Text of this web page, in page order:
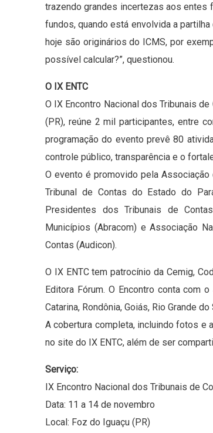
trazendo grandes incertezas aos entes
fundos, quando está envolvida a
hoje são originários do ICMS, por
possível calcular?”, questionou.
O IX ENTC
O IX Encontro Nacional dos Tribunais
(PR), reúne 2 mil participantes, entre
programação do evento prevê 80
controle público, transparência e o
O evento é promovido pela
Tribunal de Contas do Estado do
Presidentes dos Tribunais de
Municípios (Abracom) e Associação
Contas (Audicon).
O IX ENTC tem patrocínio da Cemig,
Editora Fórum. O Encontro conta com
Catarina, Rondônia, Goiás, Rio Grande
A cobertura completa, incluindo fotos e
no site do IX ENTC, além de ser
Serviço:
IX Encontro Nacional dos Tribunais de
Data: 11 a 14 de novembro
Local: Foz do Iguaçu (PR)